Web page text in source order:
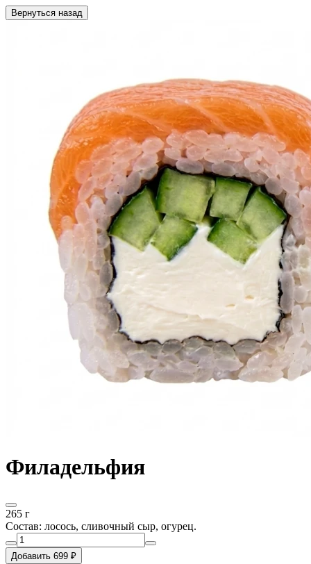
Вернуться назад
Филадельфия
265 г
Состав: лосось, сливочный сыр, огурец.
Добавить 699 ₽